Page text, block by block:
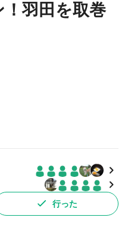
羽田を取巻
行った